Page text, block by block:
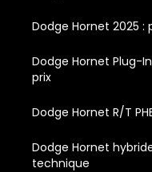
Dodge Hornet 2025
Dodge Hornet Plug-
prix
Dodge Hornet R/T
Dodge Hornet
technique